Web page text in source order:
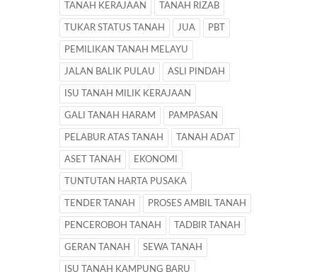
TANAH KERAJAAN TANAH RIZAB
TUKAR STATUS TANAH JUA PBT
PEMILIKAN TANAH MELAYU
JALAN BALIK PULAU ASLI PINDAH
ISU TANAH MILIK KERAJAAN
GALI TANAH HARAM PAMPASAN
PELABUR ATAS TANAH TANAH ADAT
ASET TANAH EKONOMI
TUNTUTAN HARTA PUSAKA
TENDER TANAH PROSES AMBIL TANAH
PENCEROBOH TANAH TADBIR TANAH
GERAN TANAH SEWA TANAH
ISU TANAH KAMPUNG BARU